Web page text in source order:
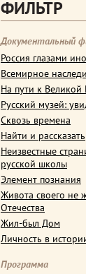
ФИЛЬТР
Документальный
Россия глазами
Всемирное
На пути к Великой
Русский музей:
Сквозь времена
Найти и рассказать
Неизвестные
русской школы
Элемент познания
Живота своего не
Отечества
Жил-был Дом
Личность в
Программа